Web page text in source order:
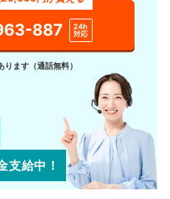
887
24h
対応
ます（通話無料）
支給中！